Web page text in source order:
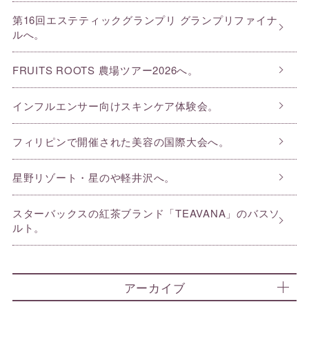
第16回エステティックグランプリ グランプリファイナ
ルへ。
FRUITS ROOTS 農場ツアー2026へ。
インフルエンサー向けスキンケア体験会。
フィリピンで開催された美容の国際大会へ。
星野リゾート・星のや軽井沢へ。
スターバックスの紅茶ブランド「TEAVANA」のバスソ
ルト。
アーカイブ